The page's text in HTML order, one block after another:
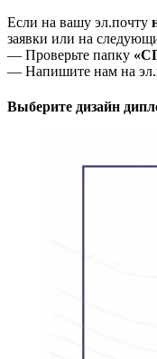
Если на вашу эл.почту
заявки или на
— Проверьте папку
— Напишите нам на
Выберите дизайн